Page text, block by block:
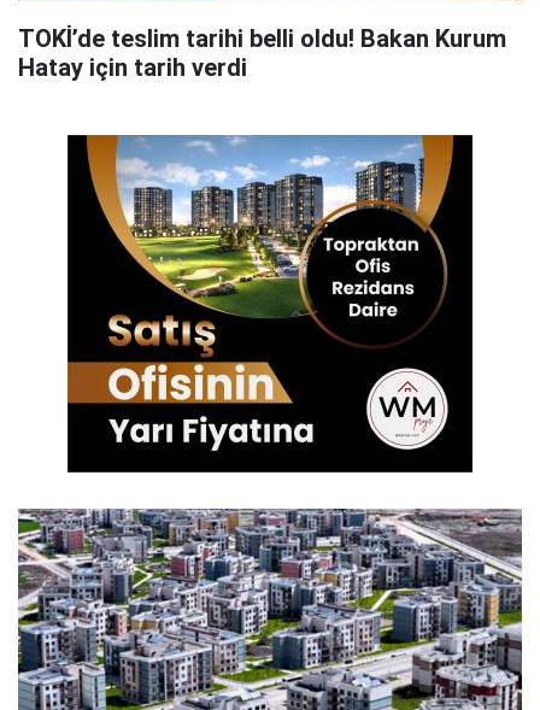
TOKİ’de teslim tarihi belli oldu! Bakan Kurum
Hatay için tarih verdi